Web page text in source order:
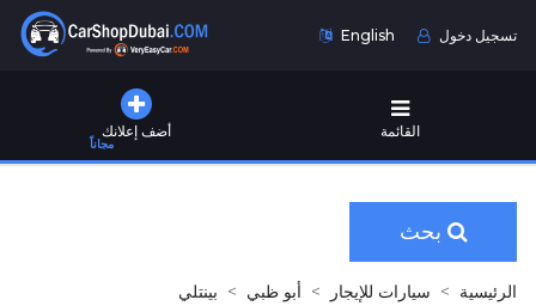
English تسجيل دخول
أضف إعلانك
مجاناً
القائمة
بحث
الرئيسية سيارات للإيجار أبو ظبي بينتلي